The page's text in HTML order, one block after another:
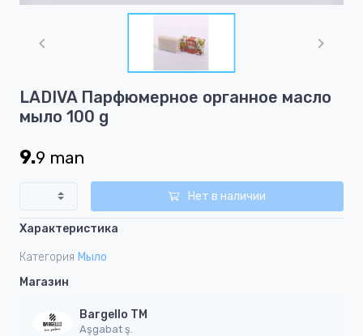
1
of
LADIVA Парфюмерное органное масло
мыло 100 g
9.9 man
Нет в наличии
Характеристика
Категория Мыло
Магазин
Bargello TM
Aşgabat ş.